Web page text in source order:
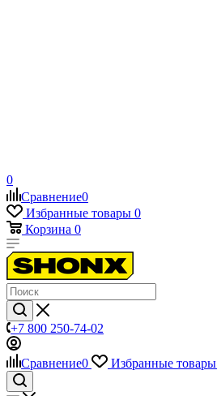
0
Сравнение0
Избранные товары 0
Корзина 0
+7 800 250-74-02
Сравнение0 Избранные товары